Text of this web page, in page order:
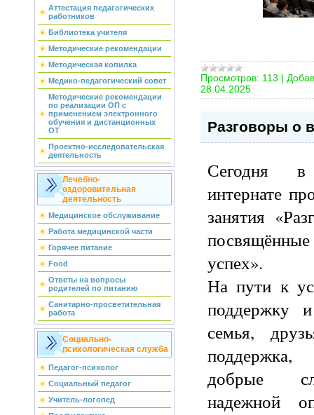
Аттестация педагогических
работников
Библиотека учителя
Методические рекомендации
Методическая копилка
Медико-педагогический совет
Методические рекомендации
по реализации ОП с
применением электронного
обучения и дистанционных
ОТ
Проектно-исследовательская
деятельность
Лечебно-
оздоровительная
деятельность
Медицинское обслуживание
Работа медицинской части
Горячее питание
Food
Ответы на вопросы
родителей по питанию
Санитарно-просветительная
работа
Социально-
психологическая служба
Педагог-психолог
Социальный педагог
Учитель-логопед
Просмотров: 113 |
28.04.2025
Разговоры о
Сегодня
интернате
занятия
успех».
На пути к
поддержку
семья,
добрые
надежной